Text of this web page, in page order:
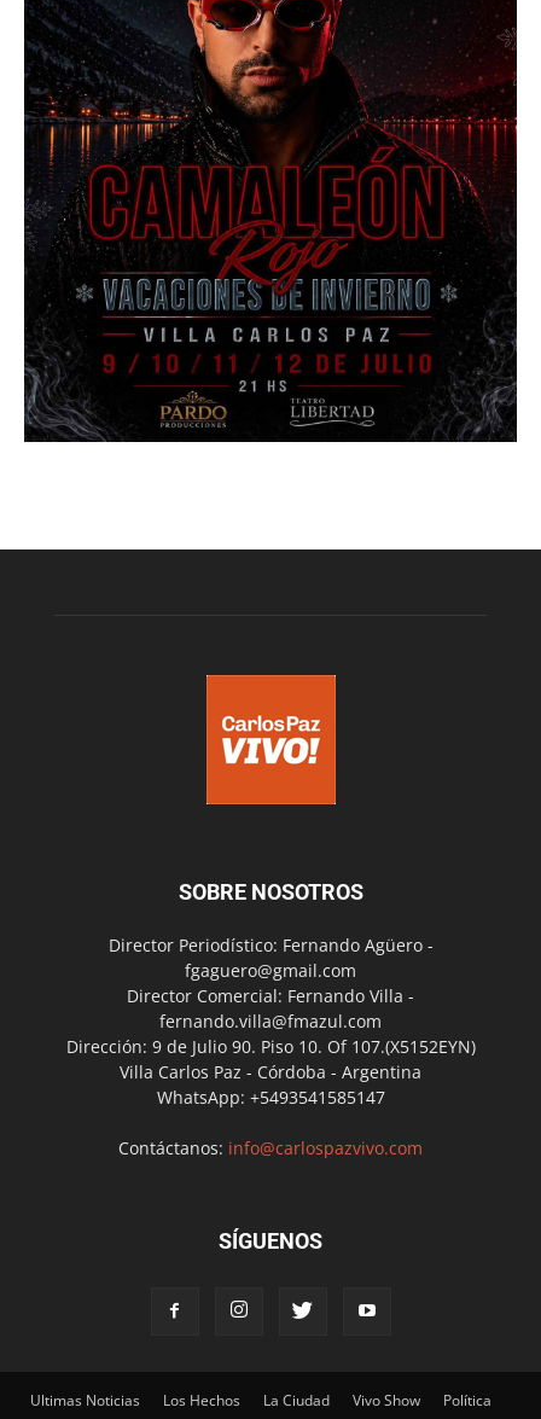
SOBRE NOSOTROS
Director Periodístico: Fernando Agüero -
fgaguero@gmail.com
Director Comercial: Fernando Villa -
fernando.villa@fmazul.com
Dirección: 9 de Julio 90. Piso 10. Of 107.(X5152EYN)
Villa Carlos Paz - Córdoba - Argentina
WhatsApp: +5493541585147
Contáctanos: info@carlospazvivo.com
SÍGUENOS
Ultimas Noticias Los Hechos La Ciudad Vivo Show
Política